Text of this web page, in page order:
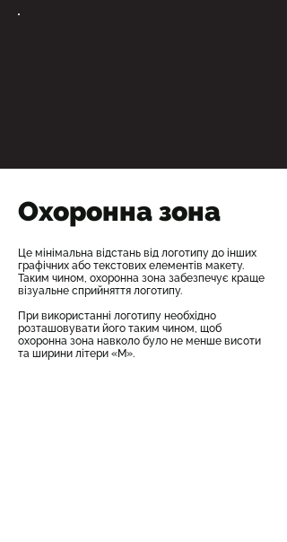
Охоронна зона
Це мінімальна відстань від логотипу до інших
графічних або текстових елементів макету.
Таким чином, охоронна зона забезпечує краще
візуальне сприйняття логотипу.
При використанні логотипу необхідно
розташовувати його таким чином, щоб
охоронна зона навколо було не менше висоти
та ширини літери «М».